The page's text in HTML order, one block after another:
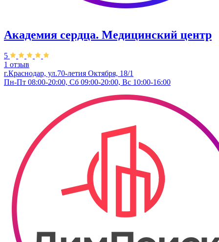
Академия сердца. Медицинский центр
5
1 отзыв
г.Краснодар, ул.70-летия Октября, 18/1
Пн-Пт 08:00-20:00, Сб 09:00-20:00, Вс 10:00-16:00